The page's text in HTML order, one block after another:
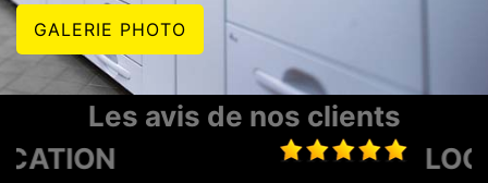
GALERIE PHOTO
Les avis de nos clients
LOCATION